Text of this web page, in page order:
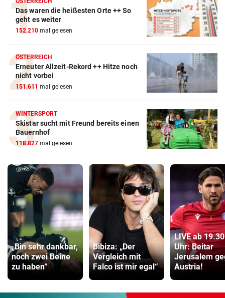
Das waren die heißesten Orte ++ So
geht es weiter
152.210 mal gelesen
ÖSTERREICH
Erneuter Allzeit-Rekord ++ Hitze noch
nicht vorbei
151.611 mal gelesen
WINTERSPORT
Skistar sucht mit Freund bereits einen
Bauernhof
118.827 mal gelesen
„Bin sehr dankbar,
noch zwei Beine
zu haben“
Bibiza: „Der
Vergleich mit
Falco ist mir egal“
LIVE ab 19.30
Uhr: Beitar
Jerusalem
Austria!